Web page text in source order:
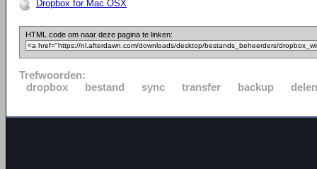
Dropbox for Mac OSX
HTML code om naar deze pagina te linken:
Trefwoorden:
dropbox
bestand sync transfer backup delen